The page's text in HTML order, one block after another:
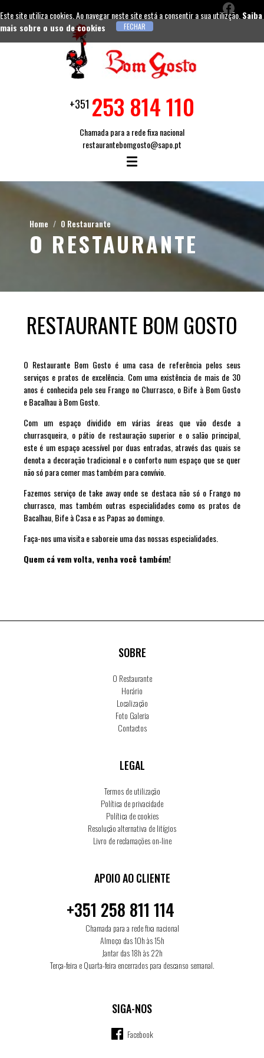
+351 253 814 110
Chamada para a rede fixa nacional
restaurantebomgosto@sapo.pt
Home O Restaurante
O RESTAURANTE
RESTAURANTE BOM GOSTO
O Restaurante Bom Gosto é uma casa de referência pelos seus
serviços e pratos de excelência. Com uma existência de mais de 30
anos é conhecida pelo seu Frango no Churrasco, o Bife à Bom Gosto
e Bacalhau à Bom Gosto.
Com um espaço dividido em várias áreas que vão desde a
churrasqueira, o pátio de restauração superior e o salão principal,
este é um espaço acessível por duas entradas, através das quais se
denota a decoração tradicional e o conforto num espaço que se quer
não só para comer mas também para convívio.
Fazemos serviço de take away onde se destaca não só o Frango no
churrasco, mas também outras especialidades como os pratos de
Bacalhau, Bife à Casa e as Papas ao domingo.
Faça-nos uma visita e saboreie uma das nossas especialidades.
Quem cá vem volta, venha você também!
SOBRE
O Restaurante
Horário
Localização
Foto Galeria
Contactos
LEGAL
Termos de utilização
Política de privacidade
Política de cookies
Resolução alternativa de litígios
Livro de reclamações on-line
APOIO AO CLIENTE
+351 258 811 114
Chamada para a rede fixa nacional
Almoço das 10h às 15h
Jantar das 18h às 22h
Terça-feira e Quarta-feira encerrados para descanso semanal.
SIGA-NOS
Facebook
Este site utiliza cookies. Ao navegar neste site está a consentir a sua utilizção. Saiba
mais sobre o uso de cookies